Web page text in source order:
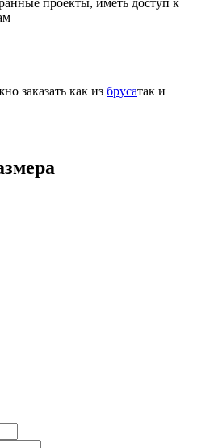
проекты, иметь доступ к
заказать как из брусатак и